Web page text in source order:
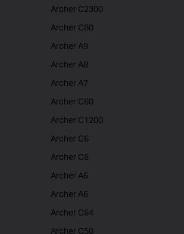
Archer C2300
Archer C80
Archer A9
Archer A8
Archer A7
Archer C60
Archer C1200
Archer C6
Archer C6
Archer A6
Archer A6
Archer C64
Archer C50